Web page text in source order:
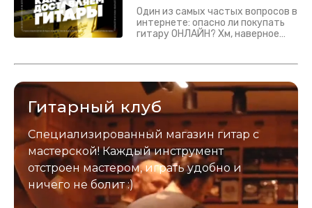
Один из самых частых вопросов в
интернете: опасно ли покупать
гитару ОНЛАЙН? Хм, наверное
застрахован. Случись что -
Гитарный клуб
Специализированный магазин гитар с
мастерской! Каждый инструмент
отстроен мастером, играть удобно и
ничего не болит :)